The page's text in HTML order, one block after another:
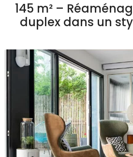
145 m² –
duplex dans un